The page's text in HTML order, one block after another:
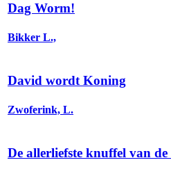
Dag Worm!
Bikker L.,
David wordt Koning
Zwoferink, L.
De allerliefste knuffel van de